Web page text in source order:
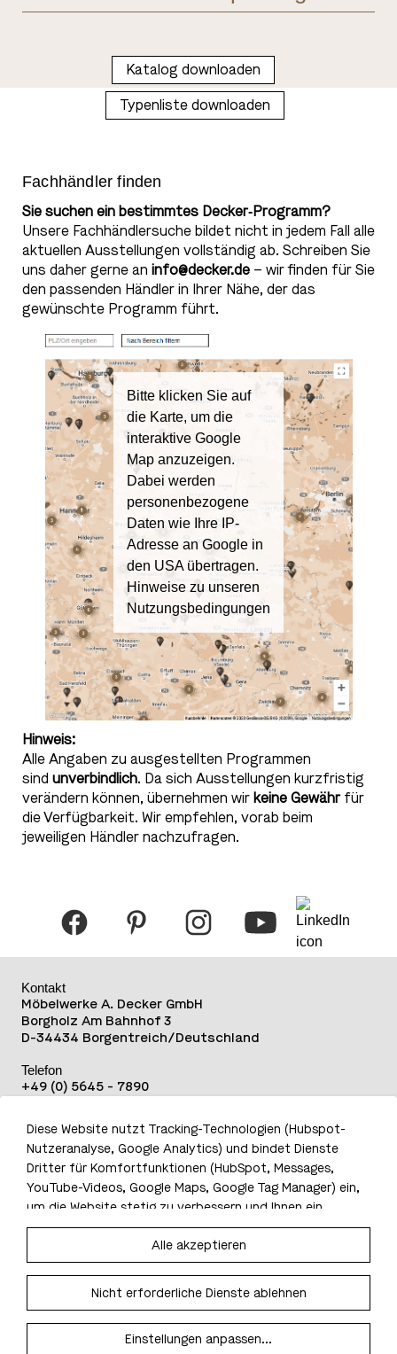
Katalog downloaden
Typenliste downloaden
Fachhändler finden
Sie suchen ein bestimmtes Decker‑Programm?
Unsere Fachhändlersuche bildet nicht in jedem Fall alle
aktuellen Ausstellungen vollständig ab. Schreiben Sie
uns daher gerne an info@decker.de – wir finden für Sie
den passenden Händler in Ihrer Nähe, der das
gewünschte Programm führt.
Bitte klicken Sie auf
die Karte, um die
interaktive Google
Map anzuzeigen.
Dabei werden
personenbezogene
Daten wie Ihre IP-
Adresse an Google in
den USA übertragen.
Hinweise zu unseren
Nutzungsbedingungen
Hinweis:
Alle Angaben zu ausgestellten Programmen
sind unverbindlich. Da sich Ausstellungen kurzfristig
verändern können, übernehmen wirkeine Gewährfür
die Verfügbarkeit. Wir empfehlen, vorab beim
jeweiligen Händler nachzufragen.
Kontakt
Möbelwerke A. Decker GmbH
Borgholz Am Bahnhof 3
D-34434 Borgentreich/Deutschland
Telefon
+49 (0) 5645 - 7890
+49 (0) 5645 - 789105
E-Mail
moebel(at)decker.de
IMPRESSUM
DATENSCHUTZINFORMATIONEN
RECHTLICHE HINWEISE
Möbelwerke A. Decker GmbH 2026
Diese Website nutzt Tracking-Technologien (Hubspot-
Nutzeranalyse, Google Analytics) und bindet Dienste
Dritter für Komfortfunktionen (HubSpot, Messages,
YouTube-Videos, Google Maps, Google Tag Manager) ein,
um die Website stetig zu verbessern und Ihnen ein
optimales Nutzungserlebnis zu bieten. Für den Einsatz
dieser Dienste benötigen wir nach Art. 6 Abs. 1 lit. a
DSGVO und § 25 Abs. 1 TDDDG Ihre Einwilligung, welche Sie
freiwillig erteilen können. Eine erteilte Einwilligung können
Wirkung für die Zukunft widerrufen. Weitere
Informationen zu den eingesetzten Diensten finden Sie in
Einstellungen anpassen...
Nicht erforderliche Dienste ablehnen
Alle akzeptieren